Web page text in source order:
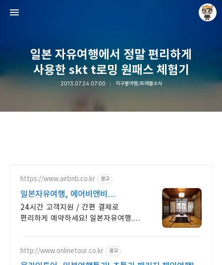
일본 자유여행에서 정말 편리하게
사용한 skt t로밍 원패스 체험기
2013.07.24 07:00 지구별여행/트래블소식
https://www.airbnb.co.kr 광고
일본자유여행, 에어비앤비
현지인처럼 살아보는 일본여행
24시간 고객지원 / 간편 결제로
편리하게 예약하세요! 일본자유여행.
만나보세요.
http://www.onlinetour.co.kr 광고
Raycat : Photo and Story